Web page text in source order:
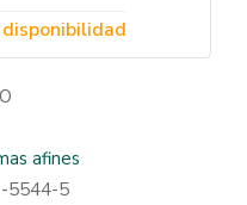
afines
5544-5